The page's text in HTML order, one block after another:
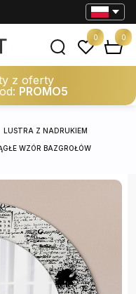
z oferty
PROMO5
0 0
LUSTRA Z NADRUKIEM
WZÓR BAZGROŁÓW